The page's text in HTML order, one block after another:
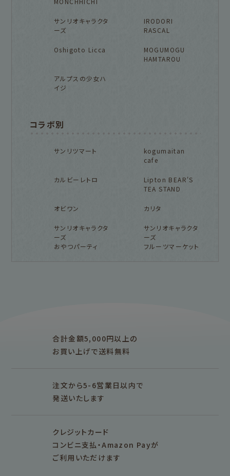
サンリオキャラクタ
ーズ
IRODORI
RASCAL
Oshigoto Licca
MOGUMOGU
HAMTAROU
アルプスの少女ハ
イジ
コラボ別
サンリツマート
kogumaitan
cafe
カルビーレトロ
Lipton BEAR'S
TEA STAND
オビワン カリタ
サンリオキャラクタ
ーズ
おやつパーティ
サンリオキャラクタ
ーズ
フルーツマーケット
雑貨類
M5 M6
その他
サンリオキャラクタ
ーズ
おやつパーティ
おりがみ
合計金額5,000円以上の
お買い上げで送料無料
注文から5-6営業日以内で
発送いたします
クレジットカード
コンビニ支払・Amazon Payが
ご利用いただけます